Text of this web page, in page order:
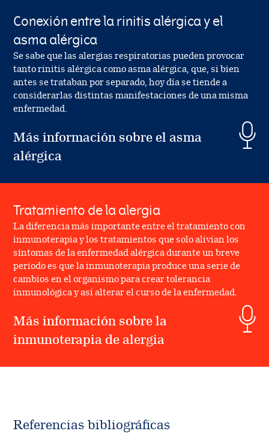
Conexión entre la rinitis alérgica y el
asma alérgica
Se sabe que las alergias respiratorias pueden provocar
tanto rinitis alérgica como asma alérgica, que, si bien
antes se trataban por separado, hoy día se tiende a
considerarlas distintas manifestaciones de una misma
enfermedad.
Más información sobre el asma
alérgica
Tratamiento de la alergia
La diferencia más importante entre el tratamiento con
inmunoterapia y los tratamientos que solo alivian los
síntomas de la enfermedad alérgica durante un breve
período es que la inmunoterapia produce una serie de
cambios en el organismo para crear tolerancia
inmunológica y así alterar el curso de la enfermedad.
Más información sobre la
inmunoterapia de alergia
Referencias bibliográficas